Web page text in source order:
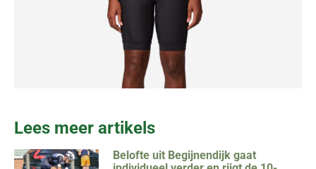
Lees meer artikels
Belofte uit Begijnendijk gaat